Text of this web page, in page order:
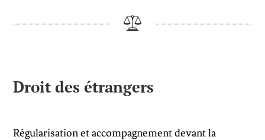
Droit des étrangers
Régularisation et accompagnement devant la